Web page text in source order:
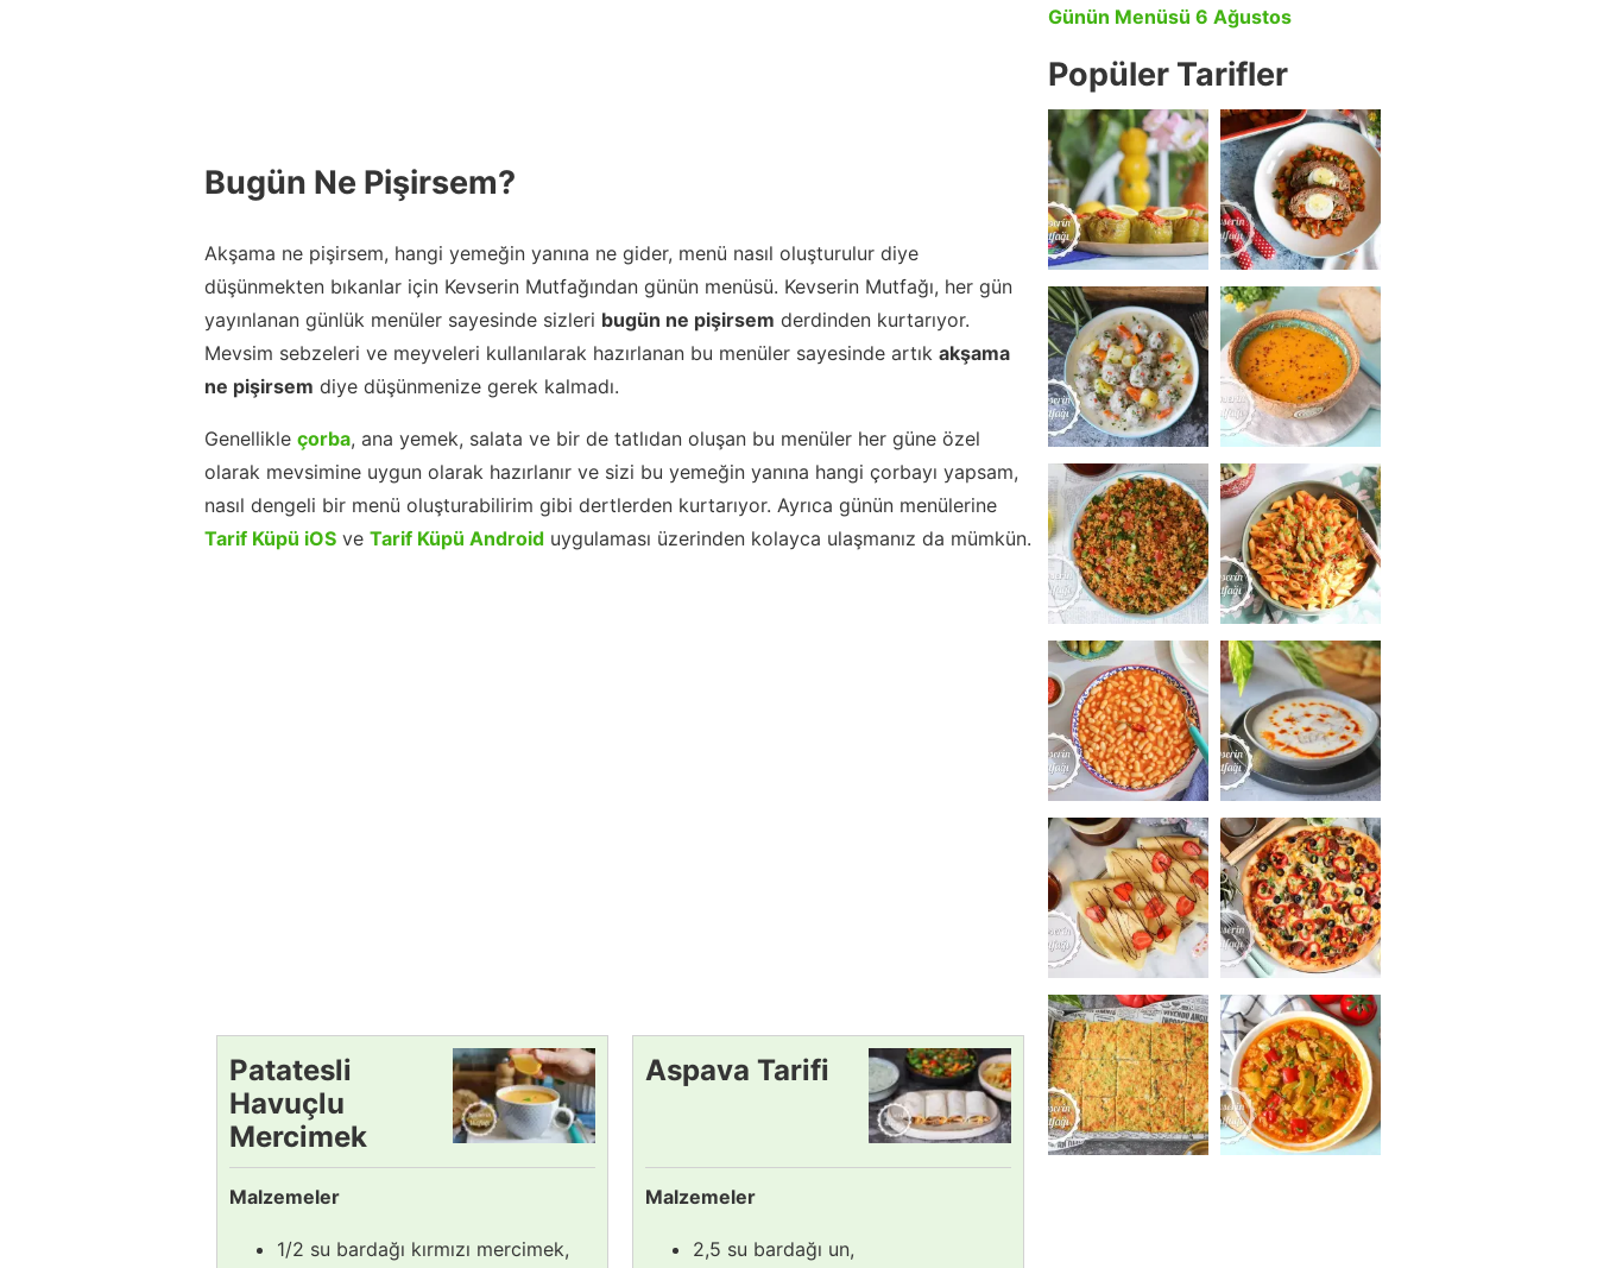
Bugün Ne Pişirsem?
Akşama ne pişirsem, hangi yemeğin yanına ne gider, menü nasıl oluşturulur diye
düşünmekten bıkanlar için Kevserin Mutfağından günün menüsü. Kevserin Mutfağı, her gün
yayınlanan günlük menüler sayesinde sizleri bugün ne pişirsem derdinden kurtarıyor.
Mevsim sebzeleri ve meyveleri kullanılarak hazırlanan bu menüler sayesinde artık akşama
ne pişirsem diye düşünmenize gerek kalmadı.
Genellikle çorba, ana yemek, salata ve bir de tatlıdan oluşan bu menüler her güne özel
olarak mevsimine uygun olarak hazırlanır ve sizi bu yemeğin yanına hangi çorbayı yapsam,
nasıl dengeli bir menü oluşturabilirim gibi dertlerden kurtarıyor. Ayrıca günün menülerine
Tarif Küpü iOS ve Tarif Küpü Android uygulaması üzerinden kolayca ulaşmanız da mümkün.
Patatesli
Havuçlu
Mercimek
Çorbası
Tarifi
Malzemeler
1/2 su bardağı kırmızı mercimek,
Aspava Tarifi
Malzemeler
2,5 su bardağı un,
Günün Menüsü 6 Ağustos
Popüler Tarifler